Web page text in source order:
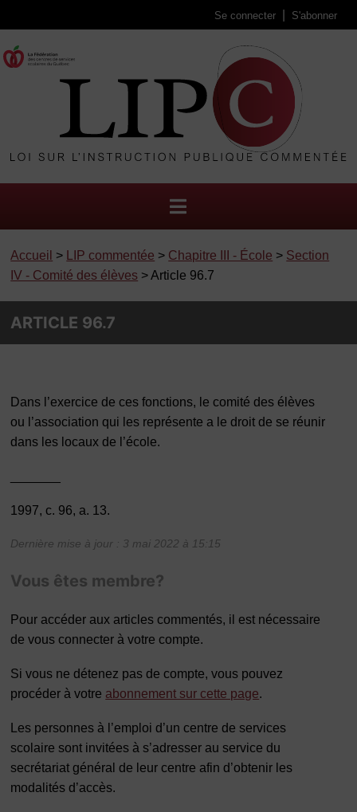
Se connecter S'abonner
Accueil > LIP commentée > Chapitre III - École > Section
IV - Comité des élèves > Article 96.7
ARTICLE 96.7
Dans l’exercice de ces fonctions, le comité des élèves
ou l’association qui les représente a le droit de se réunir
dans les locaux de l’école.
1997, c. 96, a. 13.
Dernière mise à jour : 3 mai 2022 à 15:15
Vous êtes membre?
Pour accéder aux articles commentés, il est nécessaire
de vous connecter à votre compte.
Si vous ne détenez pas de compte, vous pouvez
procéder à votre abonnement sur cette page.
Les personnes à l’emploi d’un centre de services
scolaire sont invitées à s’adresser au service du
secrétariat général de leur centre afin d’obtenir les
modalités d’accès.